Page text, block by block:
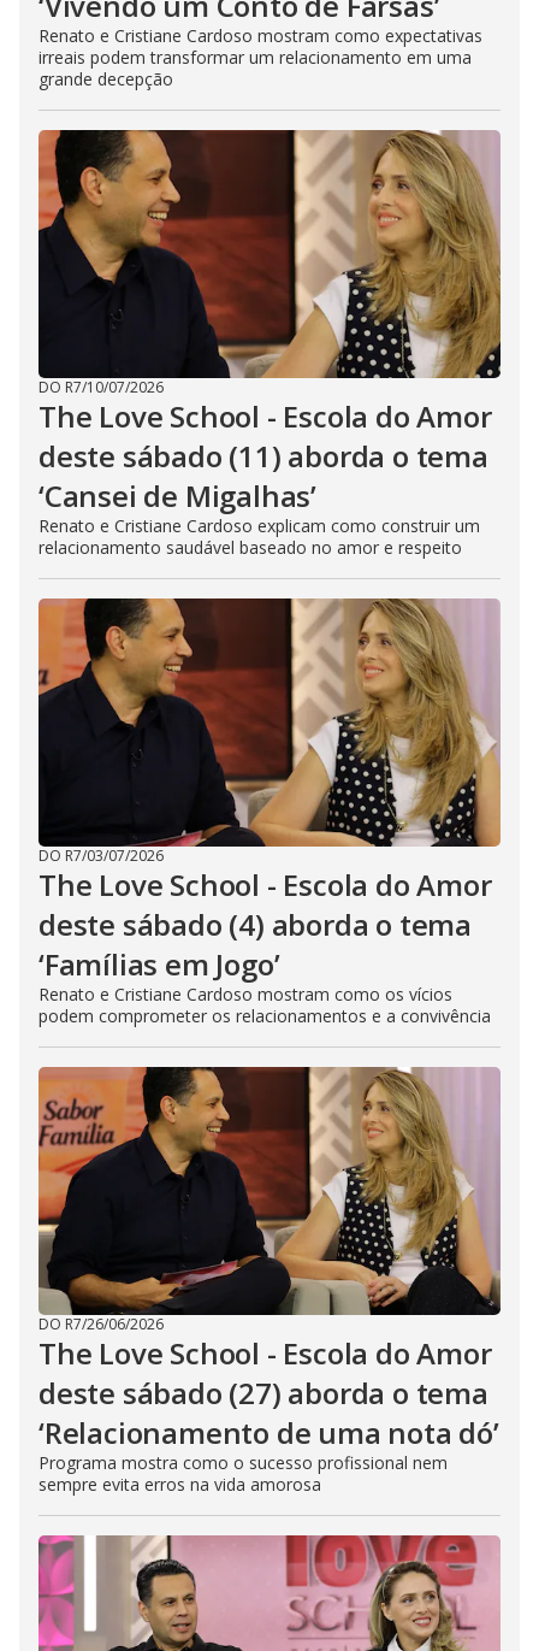
Renato e Cristiane Cardoso mostram como expectativas
irreais podem transformar um relacionamento em uma
grande decepção
DO R7/10/07/2026
The Love School - Escola do Amor
deste sábado (11) aborda o tema
‘Cansei de Migalhas’
Renato e Cristiane Cardoso explicam como construir um
relacionamento saudável baseado no amor e respeito
DO R7/03/07/2026
The Love School - Escola do Amor
deste sábado (4) aborda o tema
‘Famílias em Jogo’
Renato e Cristiane Cardoso mostram como os vícios
podem comprometer os relacionamentos e a convivência
DO R7/26/06/2026
The Love School - Escola do Amor
deste sábado (27) aborda o tema
‘Relacionamento de uma nota dó’
Programa mostra como o sucesso profissional nem
sempre evita erros na vida amorosa